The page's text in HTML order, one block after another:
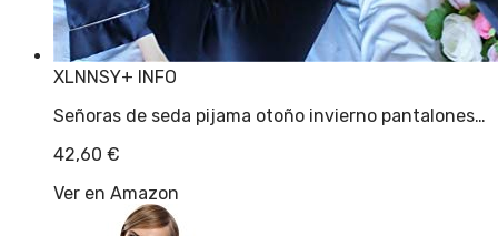
XLNNSY+ INFO
Señoras de seda pijama otoño invierno pantalones…
42,60 €
Ver en Amazon